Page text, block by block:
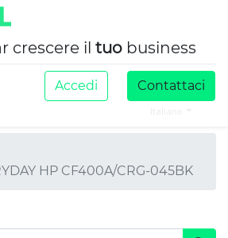
crescere il tuo business
Accedi Contattaci
HP CF400A/CRG-045BK